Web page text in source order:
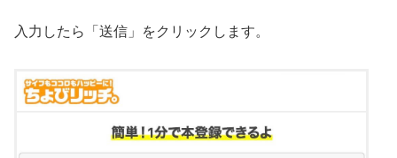
入力したら「送信」をクリックします。